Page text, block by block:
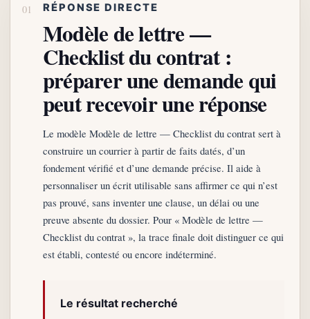
RÉPONSE DIRECTE
Modèle de lettre —
Checklist du contrat :
préparer une demande qui
peut recevoir une réponse
Le modèle Modèle de lettre — Checklist du contrat sert à
construire un courrier à partir de faits datés, d’un
fondement vérifié et d’une demande précise. Il aide à
personnaliser un écrit utilisable sans affirmer ce qui n’est
pas prouvé, sans inventer une clause, un délai ou une
preuve absente du dossier. Pour « Modèle de lettre —
Checklist du contrat », la trace finale doit distinguer ce qui
est établi, contesté ou encore indéterminé.
Le résultat recherché